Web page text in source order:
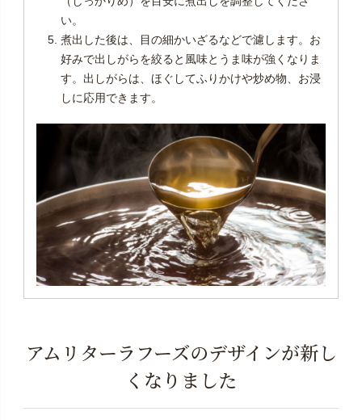
い。
煮出した後は、目の細かいざるなどで濾します。お
好みで出しがらを絞ると風味とうま味が強くなりま
す。出しがらは、ほぐしてふりかけや炒め物、お浸
しに応用できます。
アムリターラフーズのデザインが新し
くなりました